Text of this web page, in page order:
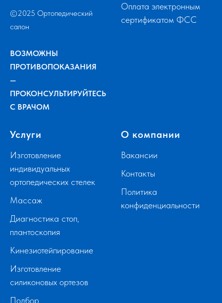
©2025 Ортопедический
салон
ВОЗМОЖНЫ
ПРОТИВОПОКАЗАНИЯ
—
ПРОКОНСУЛЬТИРУЙТЕСЬ
С ВРАЧОМ
Оплата электронным
сертификатом ФСС
Услуги
Изготовление
индивидуальных
ортопедических стелек
Массаж
Диагностика стоп,
плантоскопия
Кинезиотейпирование
Изготовление
силиконовых ортезов
Подбор
О компании
Вакансии
Контакты
Политика
конфиденциальности